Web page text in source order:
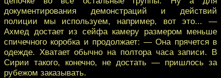
документирования демонстраций и действий
полиции мы используем, например, вот это... —
Ахмед достает из сейфа камеру размером меньше
спичечного коробка и продолжает: — Она прячется в
одежде. Хватает обычно на полтора часа записи. В
Сирии такого, конечно, не достать — пришлось за
рубежом заказывать.